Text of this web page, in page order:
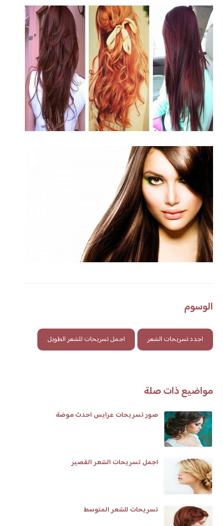
الوسوم
اجدد تسريحات الشعر اجمل تسريحات للشعر الطويل
مواضيع ذات صلة
صور تسريحات عرايس احدث موضة
اجمل تسريحات الشعر القصير
تسريحات للشعر المتوسط